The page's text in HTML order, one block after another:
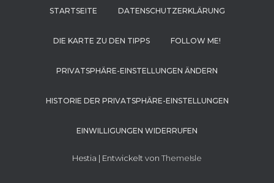
STARTSEITE DATENSCHUTZERKLÄRUNG
DIE KARTE ZU DEN TIPPS FOLLOW ME!
PRIVATSPHÄRE-EINSTELLUNGEN ÄNDERN
HISTORIE DER PRIVATSPHÄRE-EINSTELLUNGEN
EINWILLIGUNGEN WIDERRUFEN
Hestia | Entwickelt von ThemeIsle